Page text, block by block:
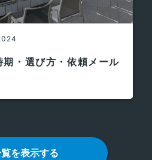
・選び方・依頼メール
を表示する